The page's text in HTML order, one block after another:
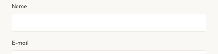
Nome
E-mail